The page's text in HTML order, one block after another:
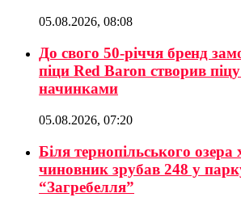
05.08.2026, 08:08
До свого 50-річчя бренд
піци Red Baron створив
начинками
05.08.2026, 07:20
Біля тернопільського озера
чиновник зрубав 248 у
“Загребелля”